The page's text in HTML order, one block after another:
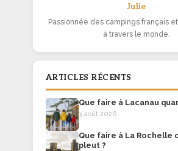
Julie
Passionnée des campings français
à travers le monde.
ARTICLES RÉCENTS
Que faire à Lacanau
3 août 2026
Que faire à La Rochelle
pleut ?